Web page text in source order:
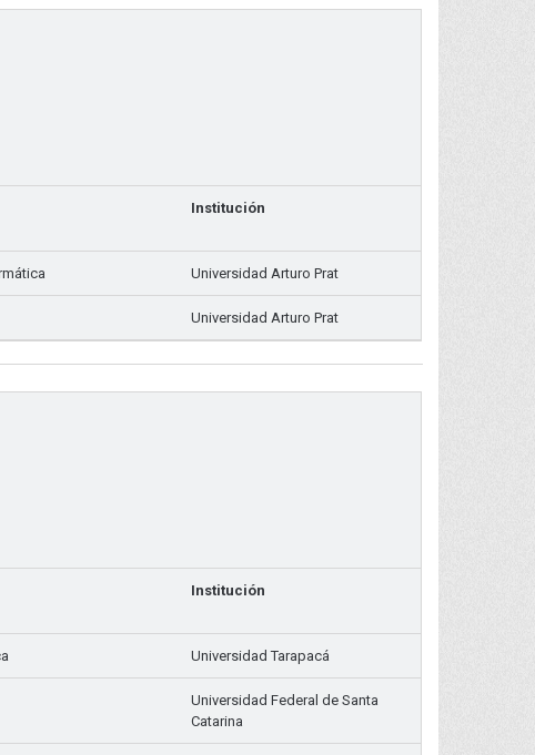
Institución
Universidad Arturo Prat
Universidad Arturo Prat
Institución
Universidad Tarapacá
Universidad Federal de Santa
Catarina